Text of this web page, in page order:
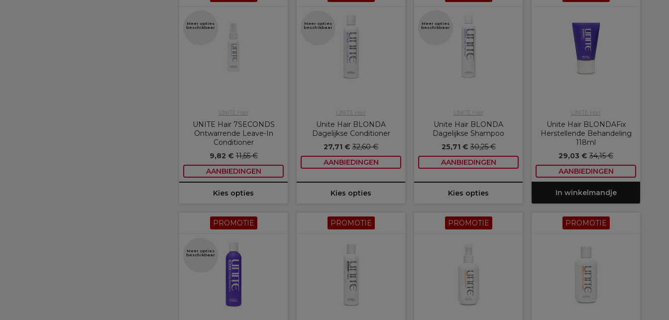
Meer opties
beschikbaar
UNITE Hair
UNITE Hair 7SECONDS
Ontwarrende Leave-In
Conditioner
9,82 €11,55 €
AANBIEDINGEN
Kies opties
Meer opties
beschikbaar
UNITE Hair
Unite Hair BLONDA
Dagelijkse Conditioner
27,71 € 32,60 €
AANBIEDINGEN
Kies opties
Meer opties
beschikbaar
UNITE Hair
Unite Hair BLONDA
Dagelijkse Shampoo
25,71 €30,25 €
AANBIEDINGEN
Kies opties
UNITE Hair
Unite Hair BLONDAFix
Herstellende Behandeling
118ml
29,03 € 34,15 €
AANBIEDINGEN
In winkelmandje
PROMOTIE
Meer opties
beschikbaar
PROMOTIE PROMOTIE PROMOTIE